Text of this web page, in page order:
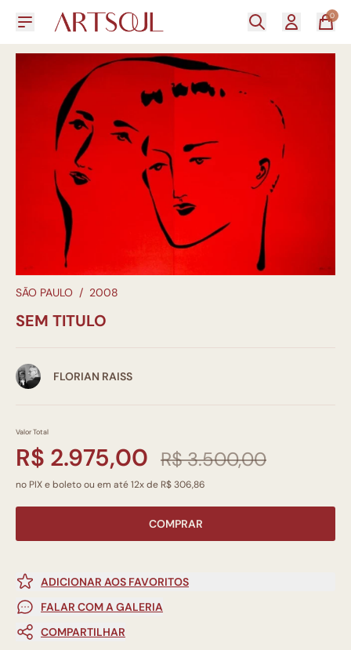
0
SÃO PAULO / 2008
SEM TITULO
FLORIAN RAISS
Valor Total
R$ 2.975,00 R$ 3.500,00
no PIX e boleto ou em até 12x de R$ 306,86
COMPRAR
ADICIONAR AOS FAVORITOS
FALAR COM A GALERIA
COMPARTILHAR